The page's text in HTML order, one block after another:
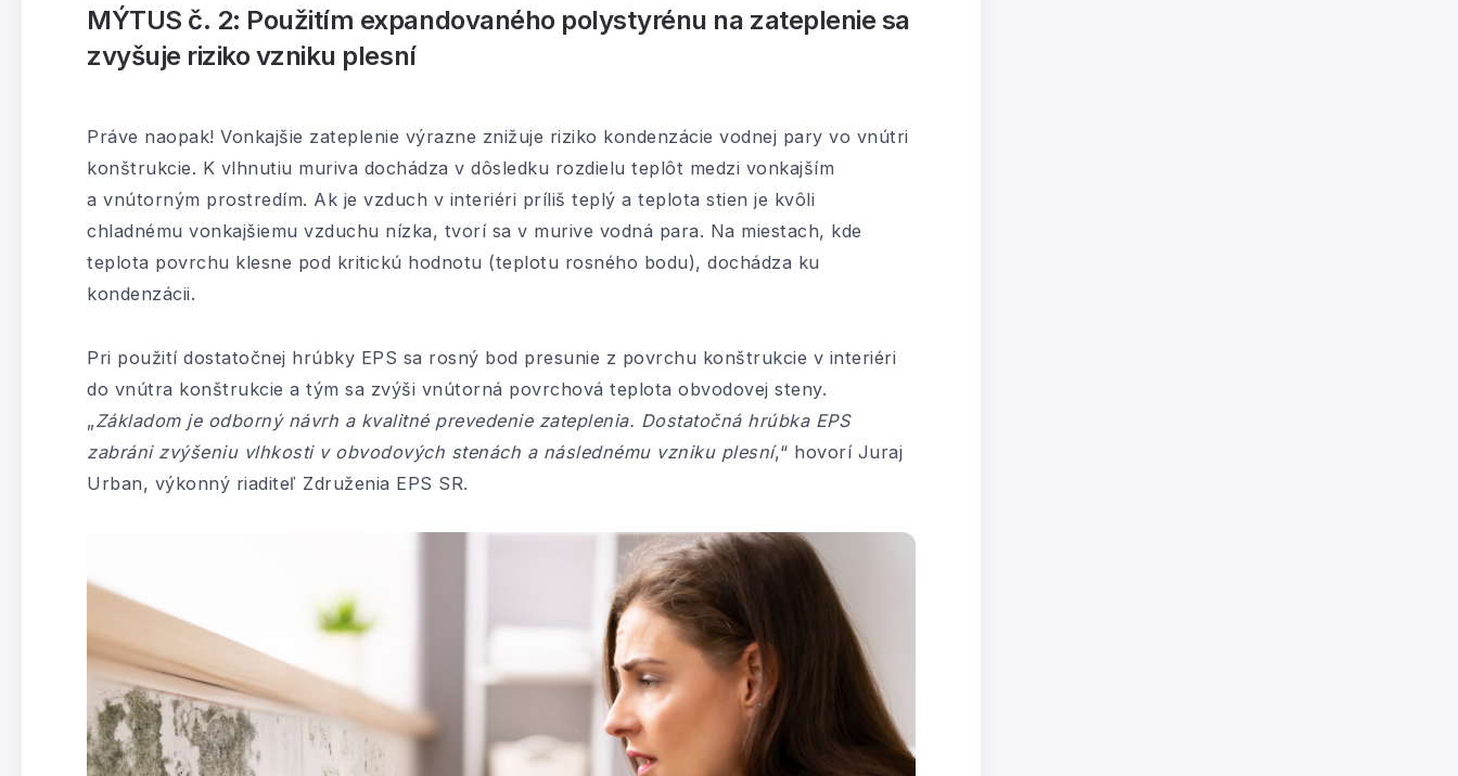
MÝTUS č. 2: Použitím expandovaného polystyrénu na zateplenie sa
zvyšuje riziko vzniku plesní
Práve naopak! Vonkajšie zateplenie výrazne znižuje riziko kondenzácie vodnej pary vo vnútri
konštrukcie. K vlhnutiu muriva dochádza v dôsledku rozdielu teplôt medzi vonkajším
a vnútorným prostredím. Ak je vzduch v interiéri príliš teplý a teplota stien je kvôli
chladnému vonkajšiemu vzduchu nízka, tvorí sa v murive vodná para. Na miestach, kde
teplota povrchu klesne pod kritickú hodnotu (teplotu rosného bodu), dochádza ku
kondenzácii.
Pri použití dostatočnej hrúbky EPS sa rosný bod presunie z povrchu konštrukcie v interiéri
do vnútra konštrukcie a tým sa zvýši vnútorná povrchová teplota obvodovej steny.
„Základom je odborný návrh a kvalitné prevedenie zateplenia. Dostatočná hrúbka EPS
zabráni zvýšeniu vlhkosti v obvodových stenách a následnému vzniku plesní,“ hovorí Juraj
Urban, výkonný riaditeľ Združenia EPS SR.